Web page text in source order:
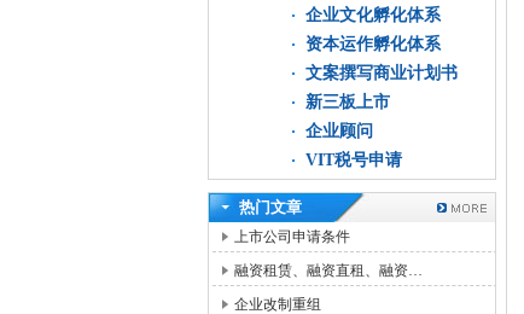
企业文化孵化体系
资本运作孵化体系
文案撰写商业计划书
新三板上市
企业顾问
VIT税号申请
热门文章
上市公司申请条件
融资租赁、融资直租、融资…
企业改制重组